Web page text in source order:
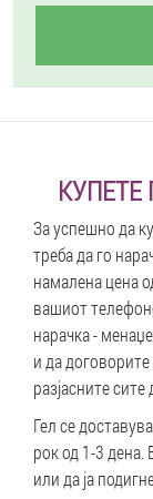
КУПЕТЕ
За успешно да
треба да го
намалена цена
вашиот
нарачка -
и да
разјасните
Гел се
рок од 1-3 дена.
или да ја